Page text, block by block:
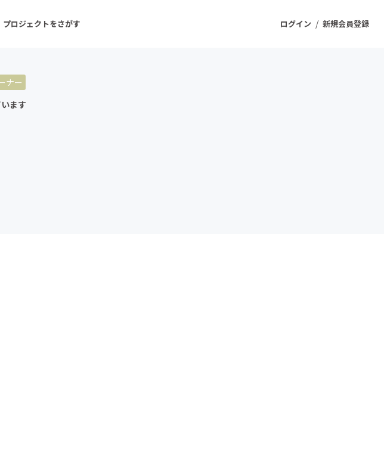
ログイン / 新規会員登録
プロジェクトをさがす
ナー
ます